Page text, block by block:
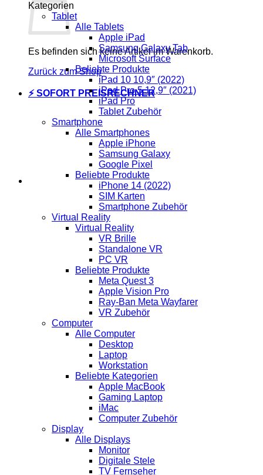
Es befinden sich keine Artikel im Warenkorb.
Zurück zum Shop
⚡ SOFORT PREISRECHNER
Kategorien
Tablet
Alle Tablets
Apple iPad
Samsung Galaxy Tab
Microsoft Surface
Beliebte Produkte
iPad 10 10,9″ (2022)
iPad Pro 5 12,9″ (2021)
iPad Pro
Tablet Zubehör
Smartphone
Alle Smartphones
Apple iPhone
Samsung Galaxy
Google Pixel
Beliebte Produkte
iPhone 14 (2022)
SIM Karten
Smartphone Zubehör
Virtual Reality
Virtual Reality
VR Brille
Standalone VR
PC VR
Beliebte Produkte
Meta Quest 3
Apple Vision Pro
Ray-Ban Meta Wayfarer
VR Zubehör
Computer
Alle Computer
Desktop
Laptop
Workstation
Beliebte Kategorien
Apple MacBook
Gaming Laptop
iMac
Computer Zubehör
Display
Alle Displays
Monitor
Digitale Stele
TV Fernseher